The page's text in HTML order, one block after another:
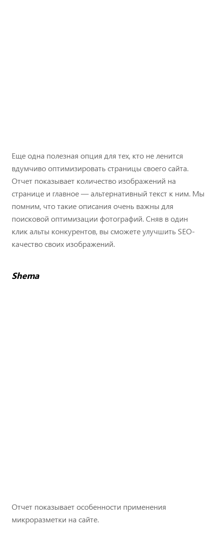
Еще одна полезная опция для тех, кто не ленится
вдумчиво оптимизировать страницы своего сайта.
Отчет показывает количество изображений на
странице и главное — альтернативный текст к ним. Мы
помним, что такие описания очень важны для
поисковой оптимизации фотографий. Сняв в один
клик альты конкурентов, вы сможете улучшить SEO-
качество своих изображений.
Shema
Отчет показывает особенности применения
микроразметки на сайте.